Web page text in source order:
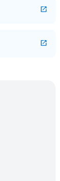
open_in_new
open_in_new